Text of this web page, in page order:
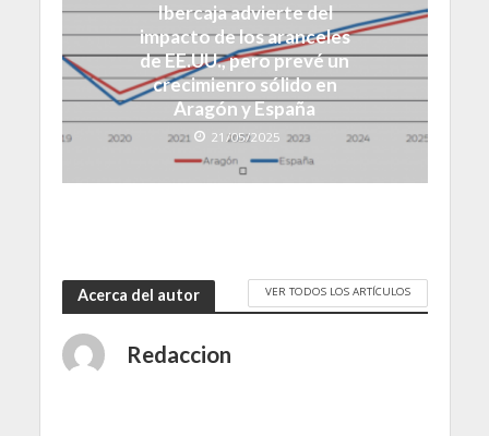
Ibercaja advierte del
impacto de los aranceles
de EE.UU., pero prevé un
crecimienro sólido en
Aragón y España
21/05/2025
Acerca del autor VER TODOS LOS ARTÍCULOS
Redaccion